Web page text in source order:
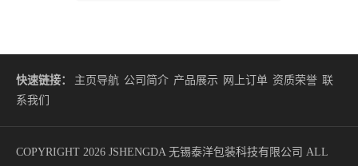
快速链接： 主页导航 公司简介 产品展示 网上订单 资质荣誉 联
系我们
COPYRIGHT 2026 JSHENGDA 无锡泰洋包装科技有限公司 ALL